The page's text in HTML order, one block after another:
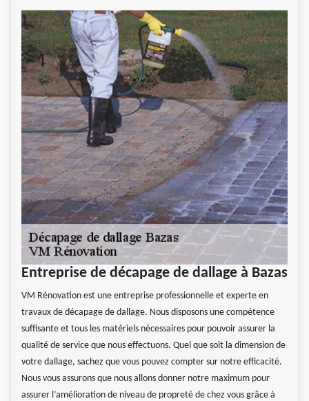
Entreprise de décapage de dallage à Bazas
VM Rénovation est une entreprise professionnelle et experte en
travaux de décapage de dallage. Nous disposons une compétence
suffisante et tous les matériels nécessaires pour pouvoir assurer la
qualité de service que nous effectuons. Quel que soit la dimension de
votre dallage, sachez que vous pouvez compter sur notre efficacité.
Nous vous assurons que nous allons donner notre maximum pour
assurer l’amélioration de niveau de propreté de chez vous grâce à